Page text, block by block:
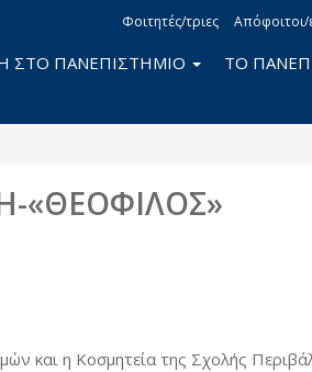
Φοιτητές/τριες Απόφοιτοι/
ΣΤΟ ΠΑΝΕΠΙΣΤΗΜΙΟ ΤΟ
«ΘΕΟΦΙΛΟΣ»
και η Κοσμητεία της Σχολής